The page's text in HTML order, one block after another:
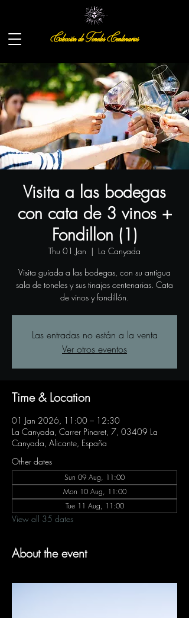
Colección de Toneles Centenarios
Visita a las bodegas
con cata de 3 vinos +
Fondillon (1)
Thu 01 Jan
  |
La Canyada
Visita guiada a las bodegas, con su antigua
sala de toneles y sus tinajas centenarias. Cata
de vinos y fondillón.
Las entradas no están a la venta
Ver otros eventos
Time & Location
01 Jan 2026, 11:00 – 12:30
La Canyada, Carrer Pinaret, 7, 03409 La
Canyada, Alicante, España
Other dates
Sun 09 Aug, 11:00
Mon 10 Aug, 11:00
Tue 11 Aug, 11:00
View all 35 dates
About the event